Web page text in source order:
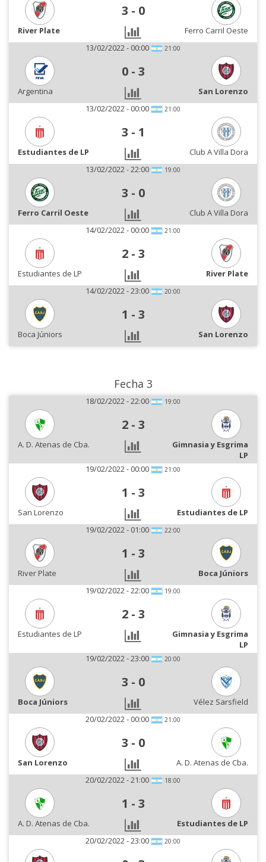
3 - 0
River Plate
Ferro Carril Oeste
13/02/2022 - 00:00
21:00
0 - 3
Argentina
San Lorenzo
13/02/2022 - 00:00
21:00
3 - 1
Estudiantes de LP
Club A Villa Dora
13/02/2022 - 22:00
19:00
3 - 0
Ferro Carril Oeste
Club A Villa Dora
14/02/2022 - 00:00
21:00
2 - 3
Estudiantes de LP
River Plate
14/02/2022 - 23:00
20:00
1 - 3
Boca Júniors San Lorenzo
Fecha 3
18/02/2022 - 22:00 19:00
2 - 3
A. D. Atenas de Cba.
Gimnasia y Esgrima
LP
19/02/2022 - 00:00
21:00
1 - 3
San Lorenzo
Estudiantes de LP
19/02/2022 - 01:00
22:00
1 - 3
River Plate
Boca Júniors
19/02/2022 - 22:00
19:00
2 - 3
Estudiantes de LP
Gimnasia y Esgrima
LP
19/02/2022 - 23:00
20:00
3 - 0
Boca Júniors
Vélez Sarsfield
20/02/2022 - 00:00
21:00
3 - 0
San Lorenzo
A. D. Atenas de Cba.
20/02/2022 - 21:00
18:00
1 - 3
A. D. Atenas de Cba.
Estudiantes de LP
20/02/2022 - 23:00
20:00